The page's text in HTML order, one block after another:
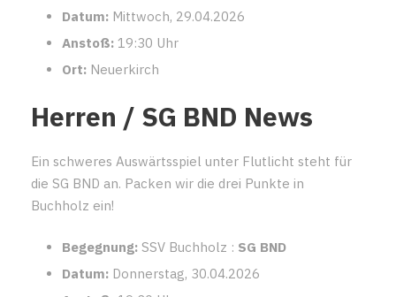
Datum: Mittwoch, 29.04.2026
Anstoß: 19:30 Uhr
Ort: Neuerkirch
Herren / SG BND News
Ein schweres Auswärtsspiel unter Flutlicht steht für
die SG BND an. Packen wir die drei Punkte in
Buchholz ein!
Begegnung: SSV Buchholz : SG BND
Datum: Donnerstag, 30.04.2026